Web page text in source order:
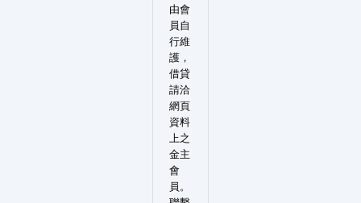
由會
員自
行維
護，
借貸
請洽
網頁
資料
上之
金主
會
員。